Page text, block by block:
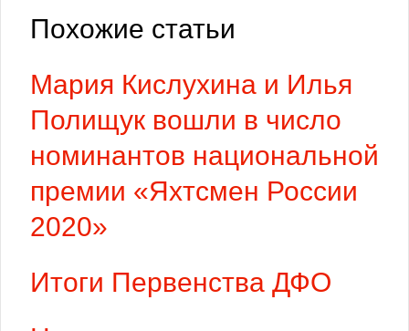
Похожие статьи
Мария Кислухина и Илья
Полищук вошли в число
номинантов национальной
премии «Яхтсмен России
2020»
Итоги Первенства ДФО